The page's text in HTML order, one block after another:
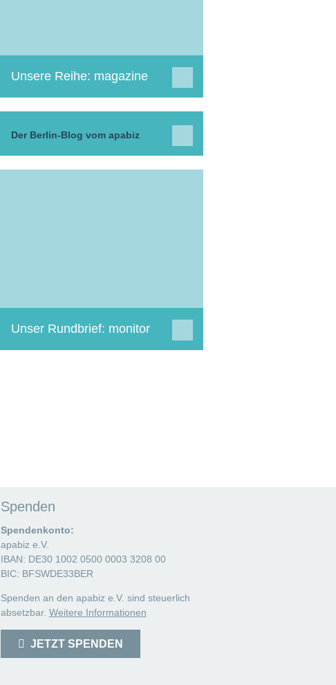
Unsere Reihe: magazine
Der Berlin-Blog vom apabiz
Unser Rundbrief: monitor
Spenden
Spendenkonto:
apabiz e.V.
IBAN: DE30 1002 0500 0003 3208 00
BIC: BFSWDE33BER
Spenden an den apabiz e.V. sind steuerlich
absetzbar. Weitere Informationen
JETZT SPENDEN